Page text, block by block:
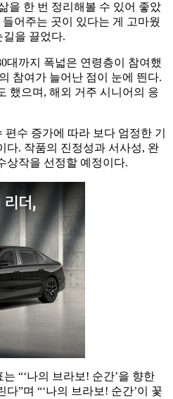
을 한 번 정리해볼 수 있어 좋았
어주는 곳이 있다는 게 고마웠
길을 끌었다.
대까지 폭넓은 연령층이 참여했
참여가 늘어난 점이 눈에 띈다.
했으며, 해외 거주 시니어의 응
편수 증가에 따라 보다 엄정한 기
다. 작품의 진정성과 서사성, 완
상작을 선정할 예정이다.
“‘나의 브라보! 순간’을 향한
”며 “‘나의 브라보! 순간’이 꽃